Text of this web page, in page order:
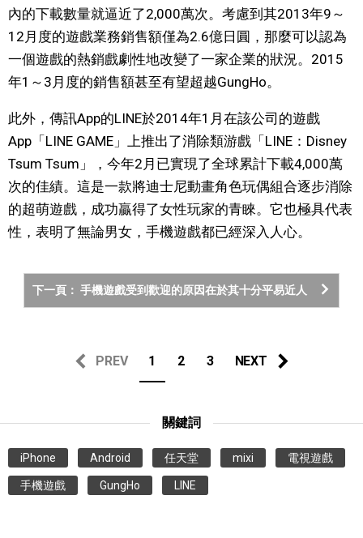
內的下載數量就逼近了2,000萬次。考慮到其2013年9～
12月度的遊戲業務銷售額僅為2.6億日圓，那麼可以認為
一個遊戲的熱銷戲劇性地改變了一家企業的狀況。2015
年1～3月度的銷售額甚至有望超越GungHo。
此外，傳訊App的LINE於2014年1月在該公司的遊戲
App「LINE GAME」上推出了消除類游戲「LINE：Disney
Tsum Tsum」，今年2月已實現了全球累計下載4,000萬
次的佳績。這是一款將迪士尼動畫角色玩偶組合逐步消除
的超萌遊戲，成功贏得了女性玩家的青睞。它也極具代表
性，表明了無論男女，手機遊戲都已經深入人心。
下一頁： 手機遊戲受到歡迎的原因在於其十分平易近人
PREV 1 2 3 NEXT
關鍵詞
iPhone Android 任天堂 mixi 電視遊戲
手機遊戲 GungHo LINE